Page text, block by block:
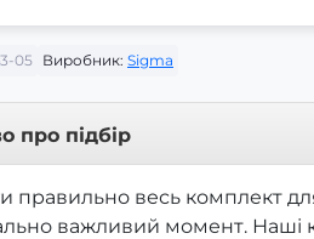
05 Виробник: Sigma
про підбір
правильно весь комплект
важливий момент. Наші